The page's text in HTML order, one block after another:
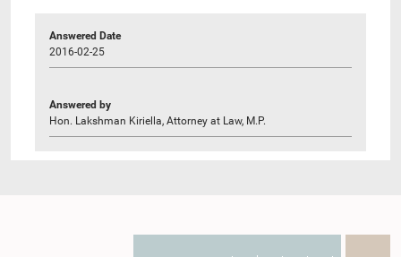
Answered Date
2016-02-25
Answered by
Hon. Lakshman Kiriella, Attorney at Law, M.P.